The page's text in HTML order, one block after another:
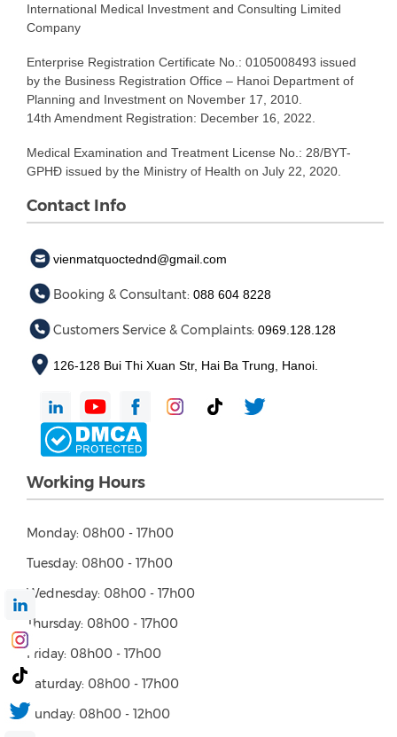
International Medical Investment and Consulting Limited
Company
Enterprise Registration Certificate No.: 0105008493 issued
by the Business Registration Office – Hanoi Department of
Planning and Investment on November 17, 2010.
14th Amendment Registration: December 16, 2022.
Medical Examination and Treatment License No.: 28/BYT-
GPHĐ issued by the Ministry of Health on July 22, 2020.
Contact Info
vienmatquoctednd@gmail.com
Booking & Consultant: 088 604 8228
Customers Service & Complaints: 0969.128.128
126-128 Bui Thi Xuan Str, Hai Ba Trung, Hanoi.
Working Hours
Monday: 08h00 - 17h00
Tuesday: 08h00 - 17h00
Wednesday: 08h00 - 17h00
Thursday: 08h00 - 17h00
Friday: 08h00 - 17h00
Saturday: 08h00 - 17h00
Sunday: 08h00 - 12h00